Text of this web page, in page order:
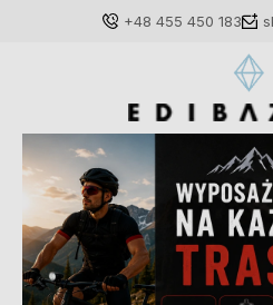
+48 455 450 183
Zaloguj
Załóż